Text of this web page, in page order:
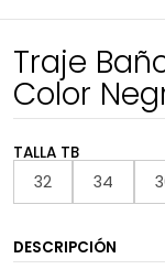
Traje
Color
TALLA TB
32 34
DESCRIPCIÓN